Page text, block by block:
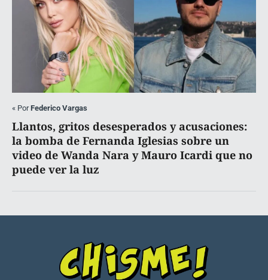
« PorFederico Vargas
Llantos, gritos desesperados y acusaciones:
la bomba de Fernanda Iglesias sobre un
video de Wanda Nara y Mauro Icardi que no
puede ver la luz